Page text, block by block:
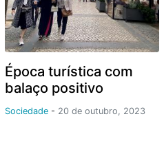
Época turística com
balaço positivo
Sociedade - 20 de outubro, 2023